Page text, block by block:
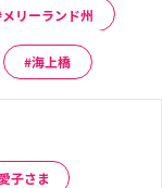
メリーランド州
海上橋
子さま